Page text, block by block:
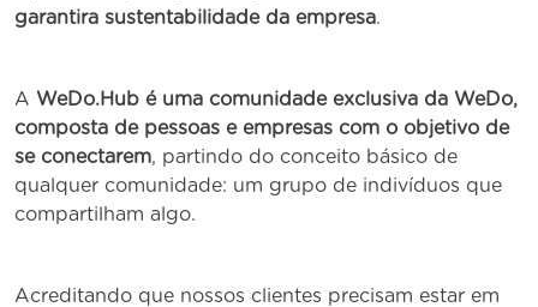
garantira sustentabilidade da empresa.
A WeDo.Hub é uma comunidade exclusiva da WeDo,
composta de pessoas e empresas com o objetivo de
se conectarem, partindo do conceito básico de
qualquer comunidade: um grupo de indivíduos que
compartilham algo.
Acreditando que nossos clientes precisam estar em